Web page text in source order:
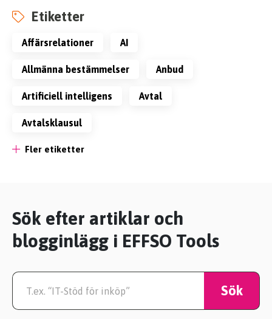
Etiketter
affärsrelationer AI
allmänna bestämmelser anbud
artificiell intelligens avtal
avtalsklausul
Fler etiketter
Sök efter artiklar och
blogginlägg i EFFSO Tools